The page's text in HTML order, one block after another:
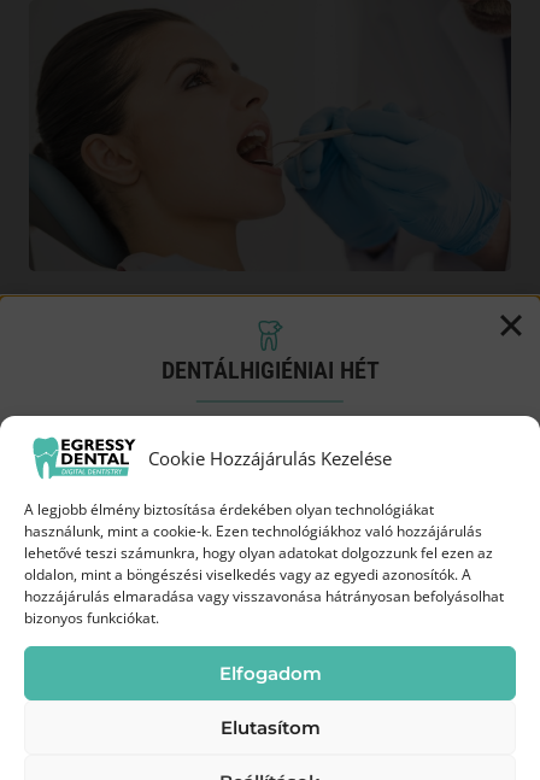
Cookie Hozzájárulás Kezelése
A legjobb élmény biztosítása érdekében olyan technológiákat
használunk, mint a cookie-k. Ezen technológiákhoz való hozzájárulás
lehetővé teszi számunkra, hogy olyan adatokat dolgozzunk fel ezen az
oldalon, mint a böngészési viselkedés vagy az egyedi azonosítók. A
hozzájárulás elmaradása vagy visszavonása hátrányosan befolyásolhat
bizonyos funkciókat.
Elfogadom
Elutasítom
Festy tesztje: „Kíméletes
fogfehérítés: ugyanolyan
szép!”
A Festy in style bloggere járt nálunk a
napokban. Festy nem először vett részt
fogfehérítő kezelésen, korábban…
DENTÁLHIGIÉNIAI HÉT
Próbáld ki a Biofilm terápiát
Augusztus 3-19.között az Egressy Dentalnál
Most 35 000 Ft
45 000 Fthelyett